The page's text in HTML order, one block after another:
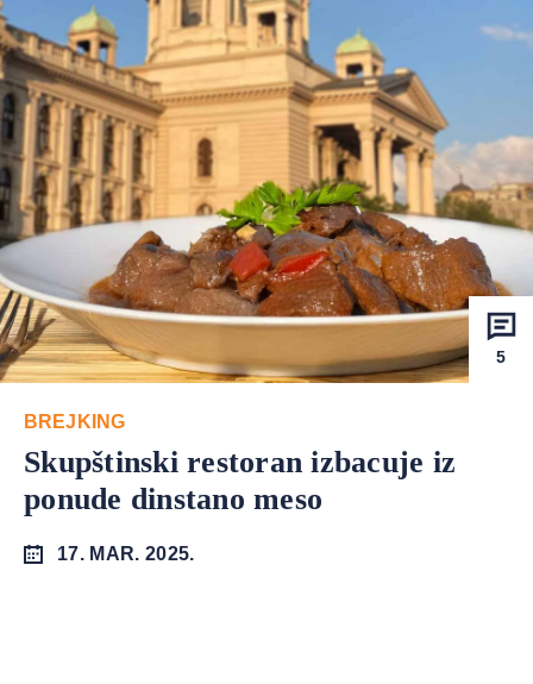
5
BREJKING
Skupštinski restoran izbacuje iz
ponude dinstano meso
17. MAR. 2025.